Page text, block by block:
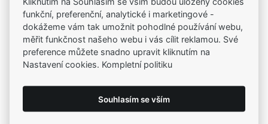
Tradiční česká firma
Už od roku 2001 jsme součástí vašich příběhů
Na našem e-shopu máte výběr z tisíců šperků
funkční, preferenční, analytické i marketingové -
dokážeme vám tak umožnit pohodlné používání webu,
měřit funkčnost našeho webu i vás cílit reklamou. Své
preference můžete snadno upravit kliknutím na
Nastavení cookies. Kompletní politiku
Souhlasím se vším